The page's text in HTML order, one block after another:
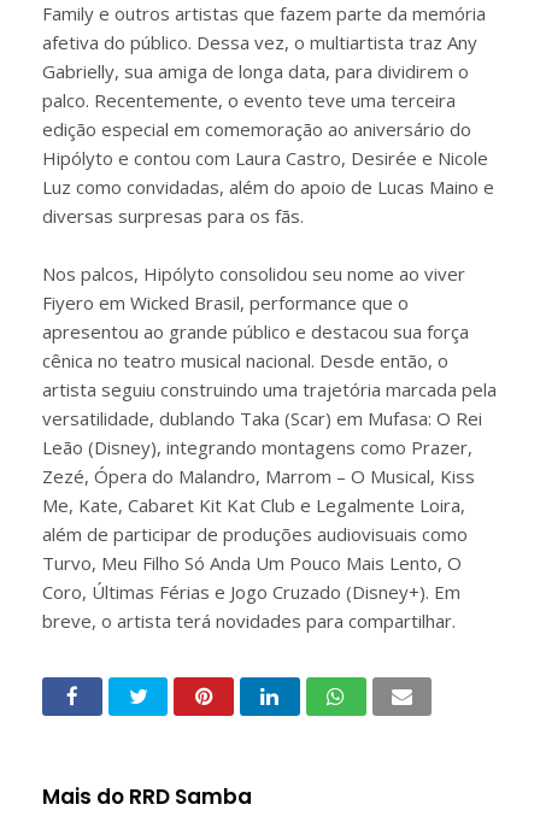
Family e outros artistas que fazem parte da memória
afetiva do público. Dessa vez, o multiartista traz Any
Gabrielly, sua amiga de longa data, para dividirem o
palco. Recentemente, o evento teve uma terceira
edição especial em comemoração ao aniversário do
Hipólyto e contou com Laura Castro, Desirée e Nicole
Luz como convidadas, além do apoio de Lucas Maino e
diversas surpresas para os fãs.
Nos palcos, Hipólyto consolidou seu nome ao viver
Fiyero em Wicked Brasil, performance que o
apresentou ao grande público e destacou sua força
cênica no teatro musical nacional. Desde então, o
artista seguiu construindo uma trajetória marcada pela
versatilidade, dublando Taka (Scar) em Mufasa: O Rei
Leão (Disney), integrando montagens como Prazer,
Zezé, Ópera do Malandro, Marrom – O Musical, Kiss
Me, Kate, Cabaret Kit Kat Club e Legalmente Loira,
além de participar de produções audiovisuais como
Turvo, Meu Filho Só Anda Um Pouco Mais Lento, O
Coro, Últimas Férias e Jogo Cruzado (Disney+). Em
breve, o artista terá novidades para compartilhar.
Mais do RRD Samba